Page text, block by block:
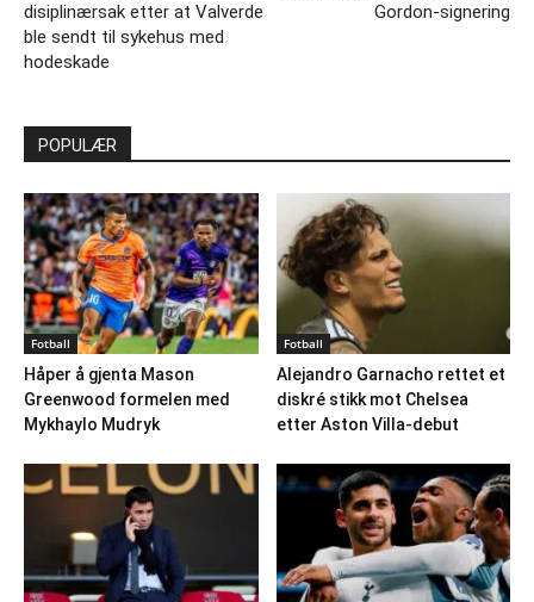
disiplinærsak etter at Valverde
ble sendt til sykehus med
hodeskade
Gordon-signering
POPULÆR
Fotball
Håper å gjenta Mason
Greenwood formelen med
Mykhaylo Mudryk
Fotball
Alejandro Garnacho rettet et
diskré stikk mot Chelsea
etter Aston Villa-debut